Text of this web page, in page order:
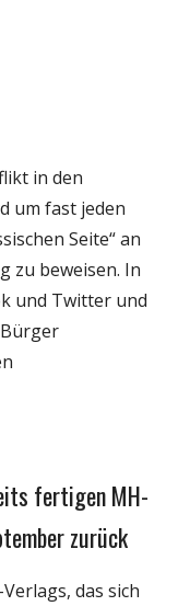
in den
um fast jeden
Seite“ an
zu beweisen. In
und Twitter und
fertigen MH-
zurück
das sich